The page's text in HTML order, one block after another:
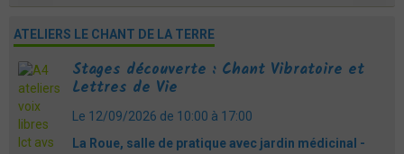
ATELIERS LE CHANT DE LA TERRE
Stages découverte : Chant Vibratoire et
Lettres de Vie
Le 12/09/2026 de 10:00 à 17:00
La Roue, salle de pratique avec jardin médicinal -